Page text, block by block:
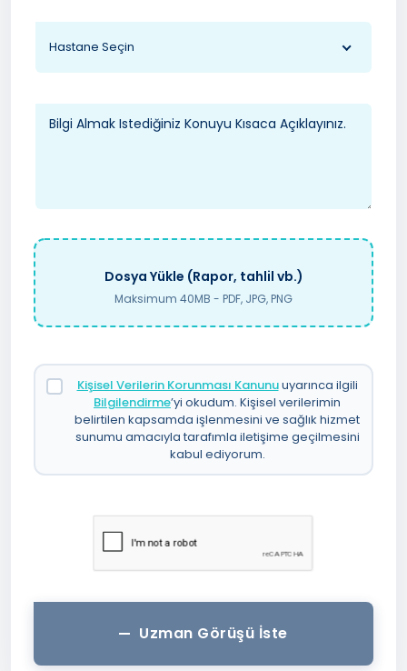
Hastane Seçin
Dosya Yükle (Rapor, tahlil vb.)
Maksimum 40MB - PDF, JPG, PNG
Kişisel Verilerin Korunması Kanunuuyarınca ilgili
Bilgilendirme’yi okudum. Kişisel verilerimin
belirtilen kapsamda işlenmesini ve sağlık hizmet
sunumu amacıyla tarafımla iletişime geçilmesini
kabul ediyorum.
Uzman Görüşü İste